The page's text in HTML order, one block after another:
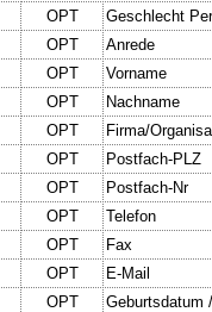
OPT
Geschlecht
OPT
Anrede
OPT
Vorname
OPT
Nachname
OPT
Firma/
OPT
Postfach-PLZ
OPT
Postfach-Nr
OPT
Telefon
OPT
Fax
OPT
E-Mail
OPT
Geburtsdatum